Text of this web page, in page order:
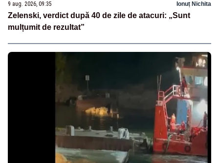
9 aug. 2026, 09:35 Ionuț Nichita
Zelenski, verdict după 40 de zile de atacuri: „Sunt
mulțumit de rezultat”